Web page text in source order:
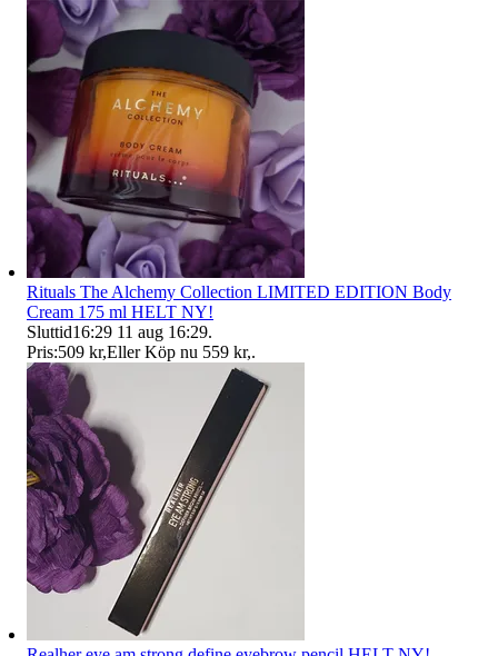
Rituals The Alchemy Collection LIMITED EDITION Body
Cream 175 ml HELT NY!
Sluttid16:29 11 aug 16:29.
Pris:509 kr,Eller Köp nu 559 kr,.